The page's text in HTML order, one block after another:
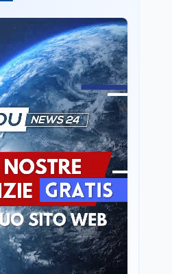
Istituita dal Parlamento
di Strasburgo in ricordo
dei minatori morti a
Marcinelle nel 1956
Università8 ago
Università statali, il
Fondo ordinario 2026
sale a 9,415 miliardi, c'è
la firma della ministra
Bernini sul decreto
Tecnologia8 ago
Il cloaking selettivo di
Time: ads invisibili solo
per i chatbot AI
Mondo8 ago
A Nonthaburi il killer
14enne era bullizzato: la
CZ-75 era del nonno